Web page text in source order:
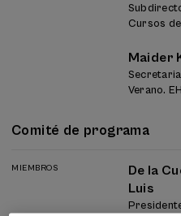
Cursos
Maider
Verano.
Comité de programa
MIEMBROS
De la
Luis